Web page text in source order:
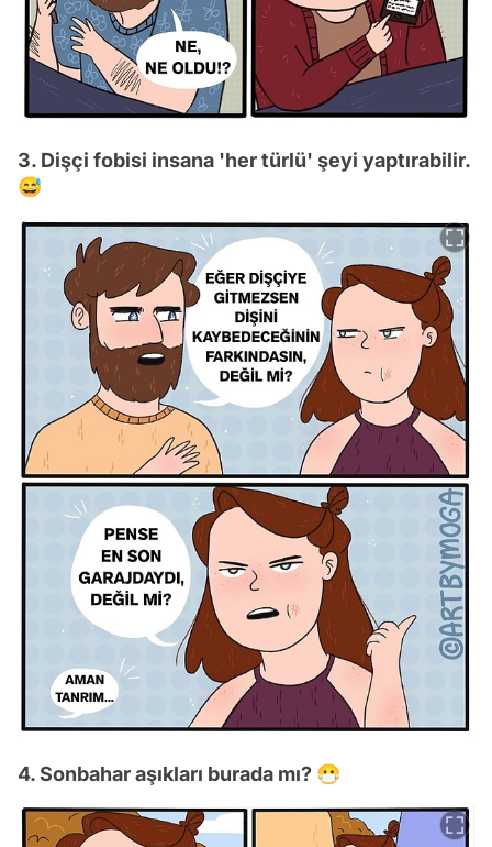
3. Dişçi fobisi insana 'her türlü' şeyi yaptırabilir.
😅
4. Sonbahar aşıkları burada mı? 😷